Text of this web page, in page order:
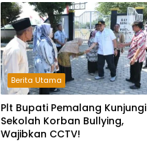
Berita Utama
Plt Bupati Pemalang Kunjungi
Sekolah Korban Bullying,
Wajibkan CCTV!